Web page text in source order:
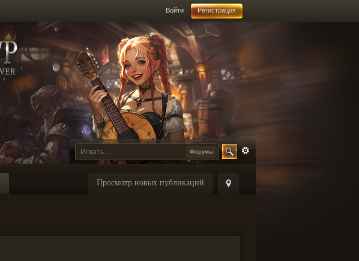
Войти Регистрация
Форумы
Просмотр новых публикаций